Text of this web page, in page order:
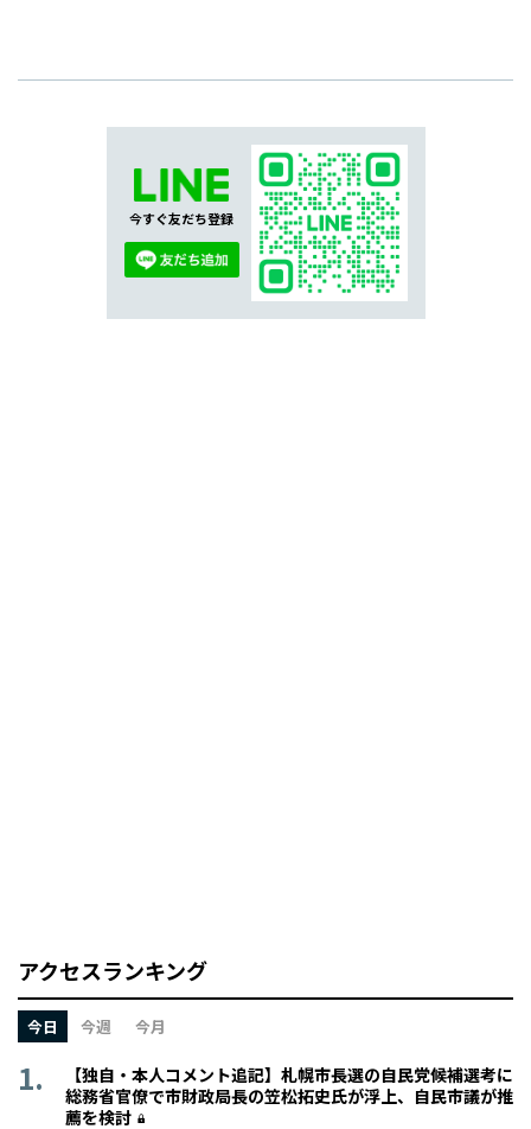
今すぐ友だち登録
アクセスランキング
今日 今週 今月
【独自・本人コメント追記】札幌市長選の自民党候補選考に
総務省官僚で市財政局長の笠松拓史氏が浮上、自民市議が推
薦を検討